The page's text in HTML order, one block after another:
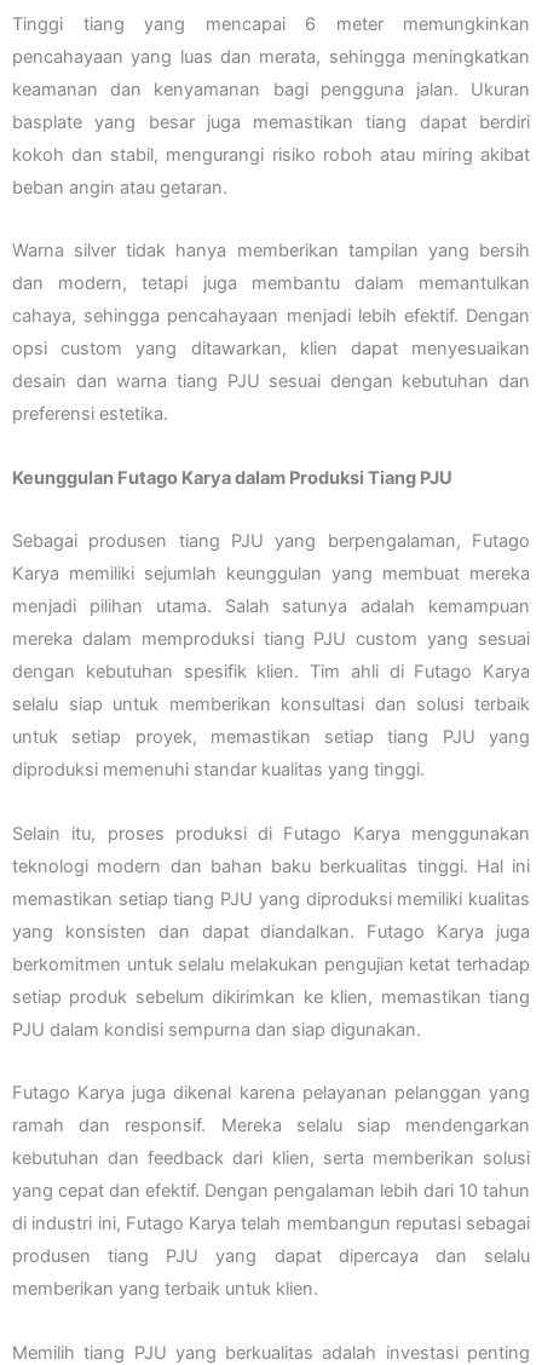
Tinggi tiang yang mencapai 6 meter memungkinkan
pencahayaan yang luas dan merata, sehingga meningkatkan
keamanan dan kenyamanan bagi pengguna jalan. Ukuran
basplate yang besar juga memastikan tiang dapat berdiri
kokoh dan stabil, mengurangi risiko roboh atau miring akibat
beban angin atau getaran.
Warna silver tidak hanya memberikan tampilan yang bersih
dan modern, tetapi juga membantu dalam memantulkan
cahaya, sehingga pencahayaan menjadi lebih efektif. Dengan
opsi custom yang ditawarkan, klien dapat menyesuaikan
desain dan warna tiang PJU sesuai dengan kebutuhan dan
preferensi estetika.
Keunggulan Futago Karya dalam Produksi Tiang PJU
Sebagai produsen tiang PJU yang berpengalaman, Futago
Karya memiliki sejumlah keunggulan yang membuat mereka
menjadi pilihan utama. Salah satunya adalah kemampuan
mereka dalam memproduksi tiang PJU custom yang sesuai
dengan kebutuhan spesifik klien. Tim ahli di Futago Karya
selalu siap untuk memberikan konsultasi dan solusi terbaik
untuk setiap proyek, memastikan setiap tiang PJU yang
diproduksi memenuhi standar kualitas yang tinggi.
Selain itu, proses produksi di Futago Karya menggunakan
teknologi modern dan bahan baku berkualitas tinggi. Hal ini
memastikan setiap tiang PJU yang diproduksi memiliki kualitas
yang konsisten dan dapat diandalkan. Futago Karya juga
berkomitmen untuk selalu melakukan pengujian ketat terhadap
setiap produk sebelum dikirimkan ke klien, memastikan tiang
PJU dalam kondisi sempurna dan siap digunakan.
Futago Karya juga dikenal karena pelayanan pelanggan yang
ramah dan responsif. Mereka selalu siap mendengarkan
kebutuhan dan feedback dari klien, serta memberikan solusi
yang cepat dan efektif. Dengan pengalaman lebih dari 10 tahun
di industri ini, Futago Karya telah membangun reputasi sebagai
produsen tiang PJU yang dapat dipercaya dan selalu
memberikan yang terbaik untuk klien.
Memilih tiang PJU yang berkualitas adalah investasi penting